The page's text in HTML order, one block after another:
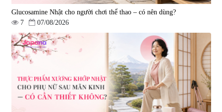
Glucosamine Nhật cho người chơi thể thao – có nên dùng?
7
07/08/2026